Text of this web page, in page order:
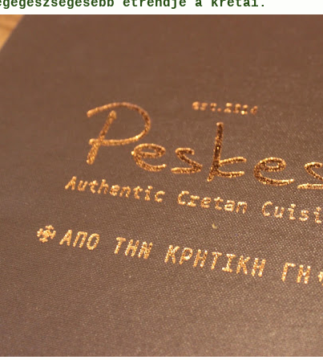
étrendje a krétai.